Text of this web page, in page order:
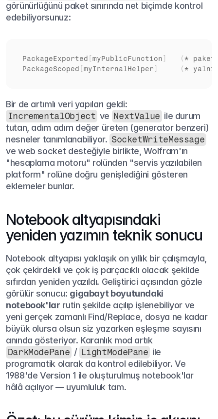
görünürlüğünü paket sınırında net biçimde kontrol
edebiliyorsunuz:
PackageExported myPublicFunction (*
PackageScoped
myInternalHelper (*
IncrementalObject ve NextValue ile durum
tutan, adım adım değer üreten (generator benzeri)
nesneler tanımlanabiliyor. SocketWriteMessage
ve web socket desteğiyle birlikte, Wolfram'ın
"hesaplama motoru" rolünden "servis yazılabilen
platform" rolüne doğru genişlediğini gösteren
eklemeler bunlar.
Notebook altyapısındaki
yeniden yazımın teknik sonucu
Notebook altyapısı yaklaşık on yıllık bir çalışmayla,
çok çekirdekli ve çok iş parçacıklı olacak şekilde
sıfırdan yeniden yazıldı. Geliştirici açısından gözle
görülür sonucu: gigabayt boyutundaki
notebook'lar rutin şekilde açılıp işlenebiliyor ve
yeni gerçek zamanlı Find/Replace, dosya ne kadar
büyük olursa olsun siz yazarken eşleşme sayısını
DarkModePane / LightModePane ile
programatik olarak da kontrol edilebiliyor. Ve
1988'de Version 1 ile oluşturulmuş notebook'lar
hâlâ açılıyor — uyumluluk tam.